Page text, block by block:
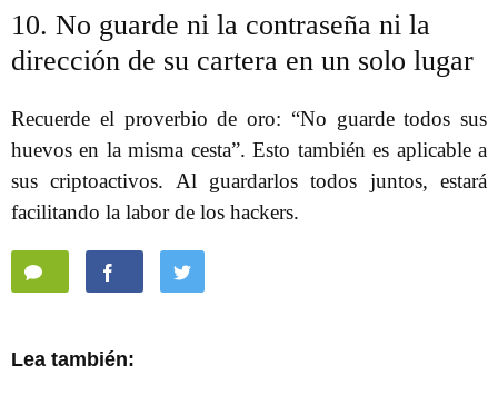
10. No guarde ni la contraseña ni la
dirección de su cartera en un solo lugar
Recuerde el proverbio de oro: “No guarde todos sus
huevos en la misma cesta”. Esto también es aplicable a
sus criptoactivos. Al guardarlos todos juntos, estará
facilitando la labor de los hackers.
Lea también: